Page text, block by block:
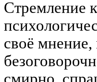
Стремление
своё мнение,